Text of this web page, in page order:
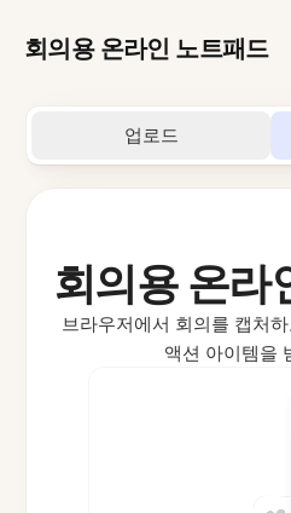
회의용 온라인 노트패드
업로드
회의용 온라
브라우저에서 회의를 캡처
액션 아이템을